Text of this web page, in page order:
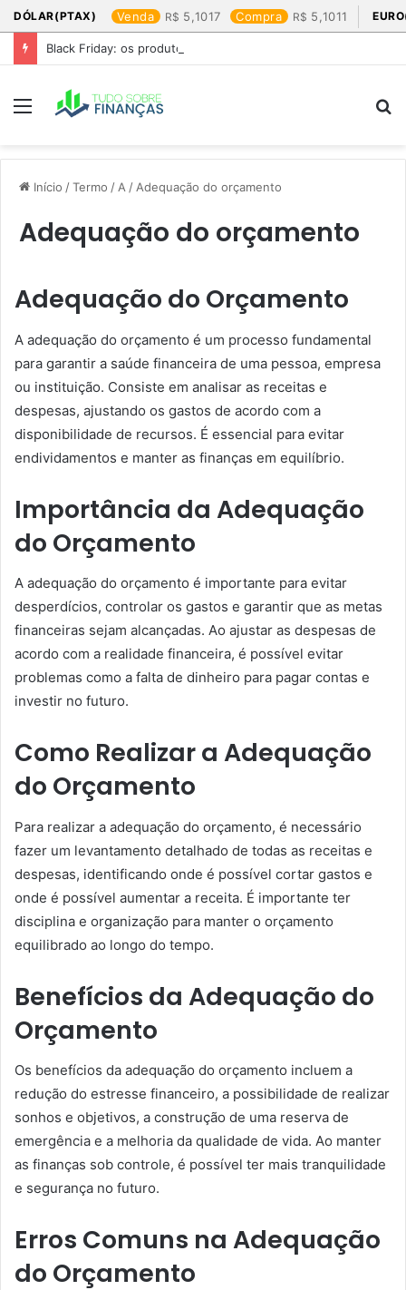
DÓLAR(PTAX) Venda 5,1017 Compra 5,1011
Black Friday: os produtos que mais valem a pena
Menu
Início /Termo / A / Adequação do orçamento
Adequação do orçamento
Adequação do Orçamento
A adequação do orçamento é um processo fundamental
para garantir a saúde financeira de uma pessoa, empresa
ou instituição. Consiste em analisar as receitas e
despesas, ajustando os gastos de acordo com a
disponibilidade de recursos. É essencial para evitar
endividamentos e manter as finanças em equilíbrio.
Importância da Adequação
do Orçamento
A adequação do orçamento é importante para evitar
desperdícios, controlar os gastos e garantir que as metas
financeiras sejam alcançadas. Ao ajustar as despesas de
acordo com a realidade financeira, é possível evitar
problemas como a falta de dinheiro para pagar contas e
investir no futuro.
Como Realizar a Adequação
do Orçamento
Para realizar a adequação do orçamento, é necessário
fazer um levantamento detalhado de todas as receitas e
despesas, identificando onde é possível cortar gastos e
onde é possível aumentar a receita. É importante ter
disciplina e organização para manter o orçamento
equilibrado ao longo do tempo.
Benefícios da Adequação do
Orçamento
Os benefícios da adequação do orçamento incluem a
redução do estresse financeiro, a possibilidade de realizar
sonhos e objetivos, a construção de uma reserva de
emergência e a melhoria da qualidade de vida. Ao manter
as finanças sob controle, é possível ter mais tranquilidade
e segurança no futuro.
Erros Comuns na Adequação
do Orçamento